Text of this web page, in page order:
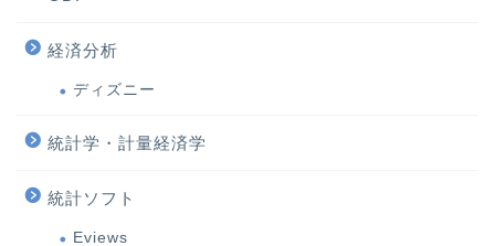
経済分析
ディズニー
統計学・計量経済学
統計ソフト
Eviews